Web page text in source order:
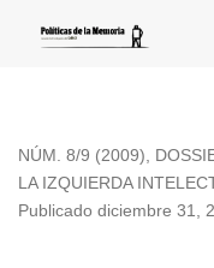
NÚM. 8/9 (2009),
LA IZQUIERDA
Publicado diciembre 31,